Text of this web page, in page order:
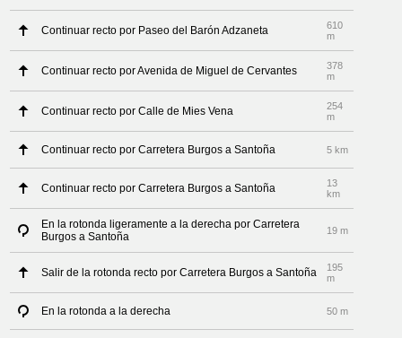
Continuar recto por Paseo del Barón Adzaneta
610
m
Continuar recto por Avenida de Miguel de Cervantes
378
m
Continuar recto por Calle de Mies Vena
254
m
Continuar recto por Carretera Burgos a Santoña 5 km
Continuar recto por Carretera Burgos a Santoña
13
km
En la rotonda ligeramente a la derecha por Carretera
Burgos a Santoña
19 m
Salir de la rotonda recto por Carretera Burgos a Santoña
195
m
En la rotonda a la derecha 50 m